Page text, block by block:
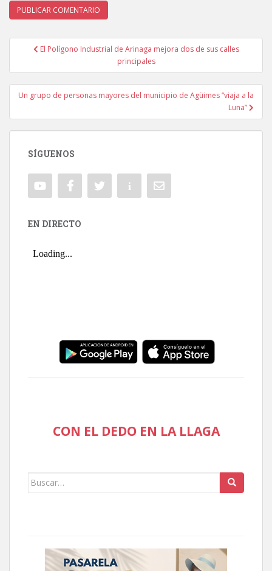
Navegación de entradas
El Polígono Industrial de Arinaga mejora dos de sus calles
principales
Un grupo de personas mayores del municipio de Agüimes “viaja a la
Luna”
SÍGUENOS
EN DIRECTO
CON EL DEDO EN LA LLAGA
Buscar: